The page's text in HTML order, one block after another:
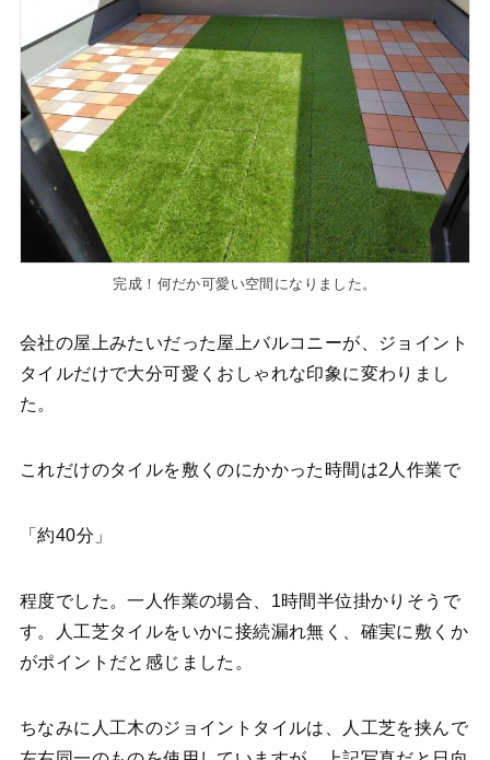
完成！何だか可愛い空間になりました。
会社の屋上みたいだった屋上バルコニーが、ジョイント
タイルだけで大分可愛くおしゃれな印象に変わりまし
た。
これだけのタイルを敷くのにかかった時間は2人作業で
「約40分」
程度でした。一人作業の場合、1時間半位掛かりそうで
す。人工芝タイルをいかに接続漏れ無く、確実に敷くか
がポイントだと感じました。
ちなみに人工木のジョイントタイルは、人工芝を挟んで